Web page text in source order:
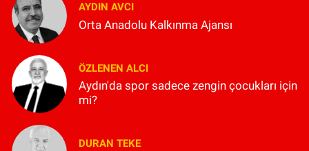
AYDIN AVCI
Orta Anadolu Kalkınma Ajansı
ÖZLENEN ALCI
Aydın'da spor sadece zengin çocukları için
mi?
DURAN TEKE